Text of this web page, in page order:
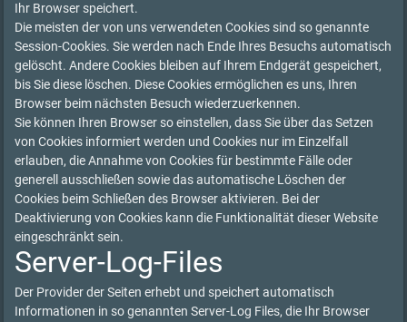
Ihr Browser speichert.
Die meisten der von uns verwendeten Cookies sind so genannte
Session-Cookies. Sie werden nach Ende Ihres Besuchs automatisch
gelöscht. Andere Cookies bleiben auf Ihrem Endgerät gespeichert,
bis Sie diese löschen. Diese Cookies ermöglichen es uns, Ihren
Browser beim nächsten Besuch wiederzuerkennen.
Sie können Ihren Browser so einstellen, dass Sie über das Setzen
von Cookies informiert werden und Cookies nur im Einzelfall
erlauben, die Annahme von Cookies für bestimmte Fälle oder
generell ausschließen sowie das automatische Löschen der
Cookies beim Schließen des Browser aktivieren. Bei der
Deaktivierung von Cookies kann die Funktionalität dieser Website
eingeschränkt sein.
Server-Log-Files
Der Provider der Seiten erhebt und speichert automatisch
Informationen in so genannten Server-Log Files, die Ihr Browser